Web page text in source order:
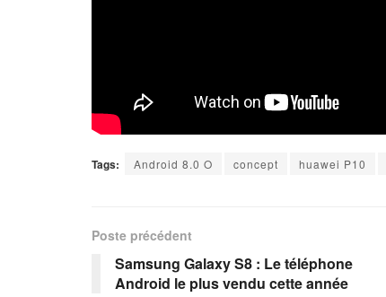
Tags: Android 8.0 O concept huawei P10
Poste précédent
Samsung Galaxy S8 : Le téléphone
Android le plus vendu cette année